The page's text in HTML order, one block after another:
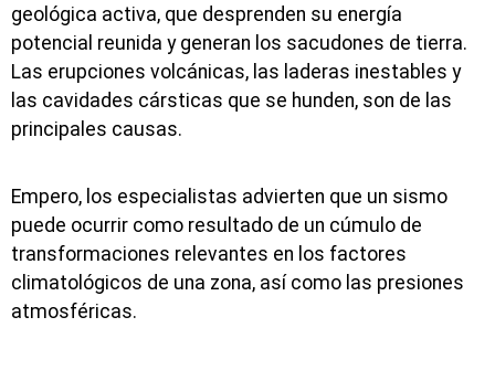
geológica activa, que desprenden su energía
potencial reunida y generan los sacudones de tierra.
Las erupciones volcánicas, las laderas inestables y
las cavidades cársticas que se hunden, son de las
principales causas.
Empero, los especialistas advierten que un sismo
puede ocurrir como resultado de un cúmulo de
transformaciones relevantes en los factores
climatológicos de una zona, así como las presiones
atmosféricas.